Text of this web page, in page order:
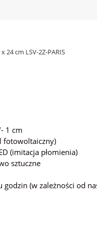
24 cm LSV-2Z-PARIS
1 cm
fotowoltaiczny)
(imitacja płomienia)
sztuczne
godzin (w zależności od